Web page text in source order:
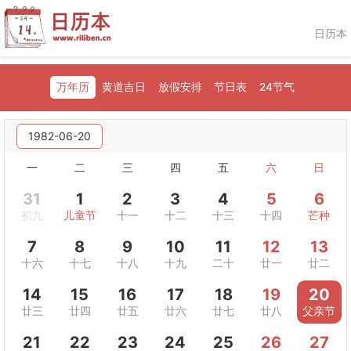
日历本
万年历 黄道吉日 放假安排 节日表 24节气
1982-06-20
一 二 三 四 五 六 日
31
初九
1
儿童节
2
十一
3
十二
4
十三
5
十四
6
芒种
7
十六
8
十七
9
十八
10
十九
11
二十
12
廿一
13
廿二
14
廿三
15
廿四
16
廿五
17
廿六
18
廿七
19
廿八
20
父亲节
21 22 23 24 25 26 27